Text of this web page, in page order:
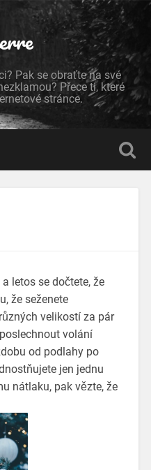
Pak se obraťte na své
Přece ti, které
stránce.
letos se dočtete, že
že seženete
velikostí za pár
volání
od podlahy po
jen jednu
nátlaku, pak vězte, že